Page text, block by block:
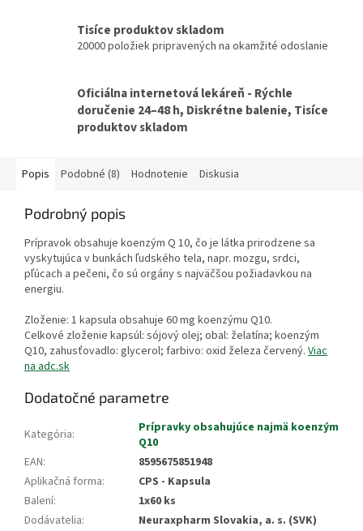
Tisíce produktov skladom
20000 položiek pripravených na okamžité odoslanie
Oficiálna internetová lekáreň - Rýchle
doručenie 24–48 h, Diskrétne balenie, Tisíce
produktov skladom
Popis Podobné (8) Hodnotenie Diskusia
Podrobný popis
Prípravok obsahuje koenzým Q 10, čo je látka prirodzene sa
vyskytujúca v bunkách ľudského tela, napr. mozgu, srdci,
pľúcach a pečeni, čo sú orgány s najväčšou požiadavkou na
energiu.
Zloženie: 1 kapsula obsahuje 60 mg koenzýmu Q10.
Celkové zloženie kapsúl: sójový olej; obal: želatína; koenzým
Q10, zahusťovadlo: glycerol; farbivo: oxid železa červený. Viac
na adc.sk
Dodatočné parametre
Kategória:
Prípravky obsahujúce najmä koenzým
Q10
EAN:
8595675851948
Aplikačná forma:
CPS - Kapsula
Balení:
1x60 ks
Dodávatelia:
Neuraxpharm Slovakia, a. s. (SVK)